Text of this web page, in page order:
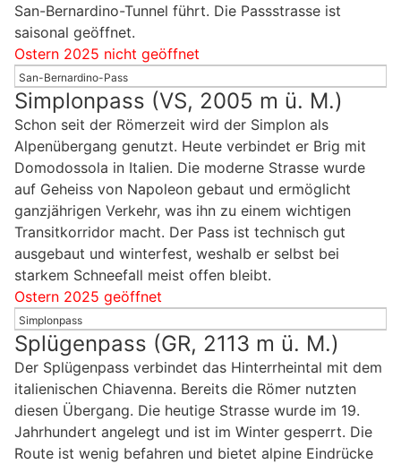
San-Bernardino-Tunnel führt. Die Passstrasse ist
saisonal geöffnet.
Ostern 2025 nicht geöffnet
San-Bernardino-Pass
Simplonpass (VS, 2005 m ü. M.)
Schon seit der Römerzeit wird der Simplon als
Alpenübergang genutzt. Heute verbindet er Brig mit
Domodossola in Italien. Die moderne Strasse wurde
auf Geheiss von Napoleon gebaut und ermöglicht
ganzjährigen Verkehr, was ihn zu einem wichtigen
Transitkorridor macht. Der Pass ist technisch gut
ausgebaut und winterfest, weshalb er selbst bei
starkem Schneefall meist offen bleibt.
Ostern 2025 geöffnet
Simplonpass
Splügenpass (GR, 2113 m ü. M.)
Der Splügenpass verbindet das Hinterrheintal mit dem
italienischen Chiavenna. Bereits die Römer nutzten
diesen Übergang. Die heutige Strasse wurde im 19.
Jahrhundert angelegt und ist im Winter gesperrt. Die
Route ist wenig befahren und bietet alpine Eindrücke